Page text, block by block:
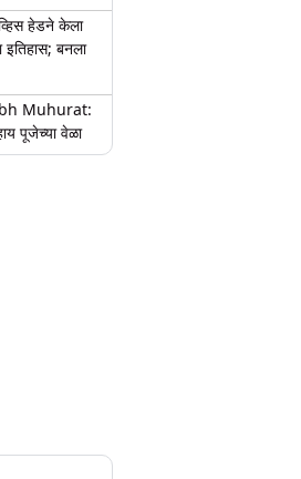
हेडने केला
बनला
Muhurat:
पूजेच्या वेळा